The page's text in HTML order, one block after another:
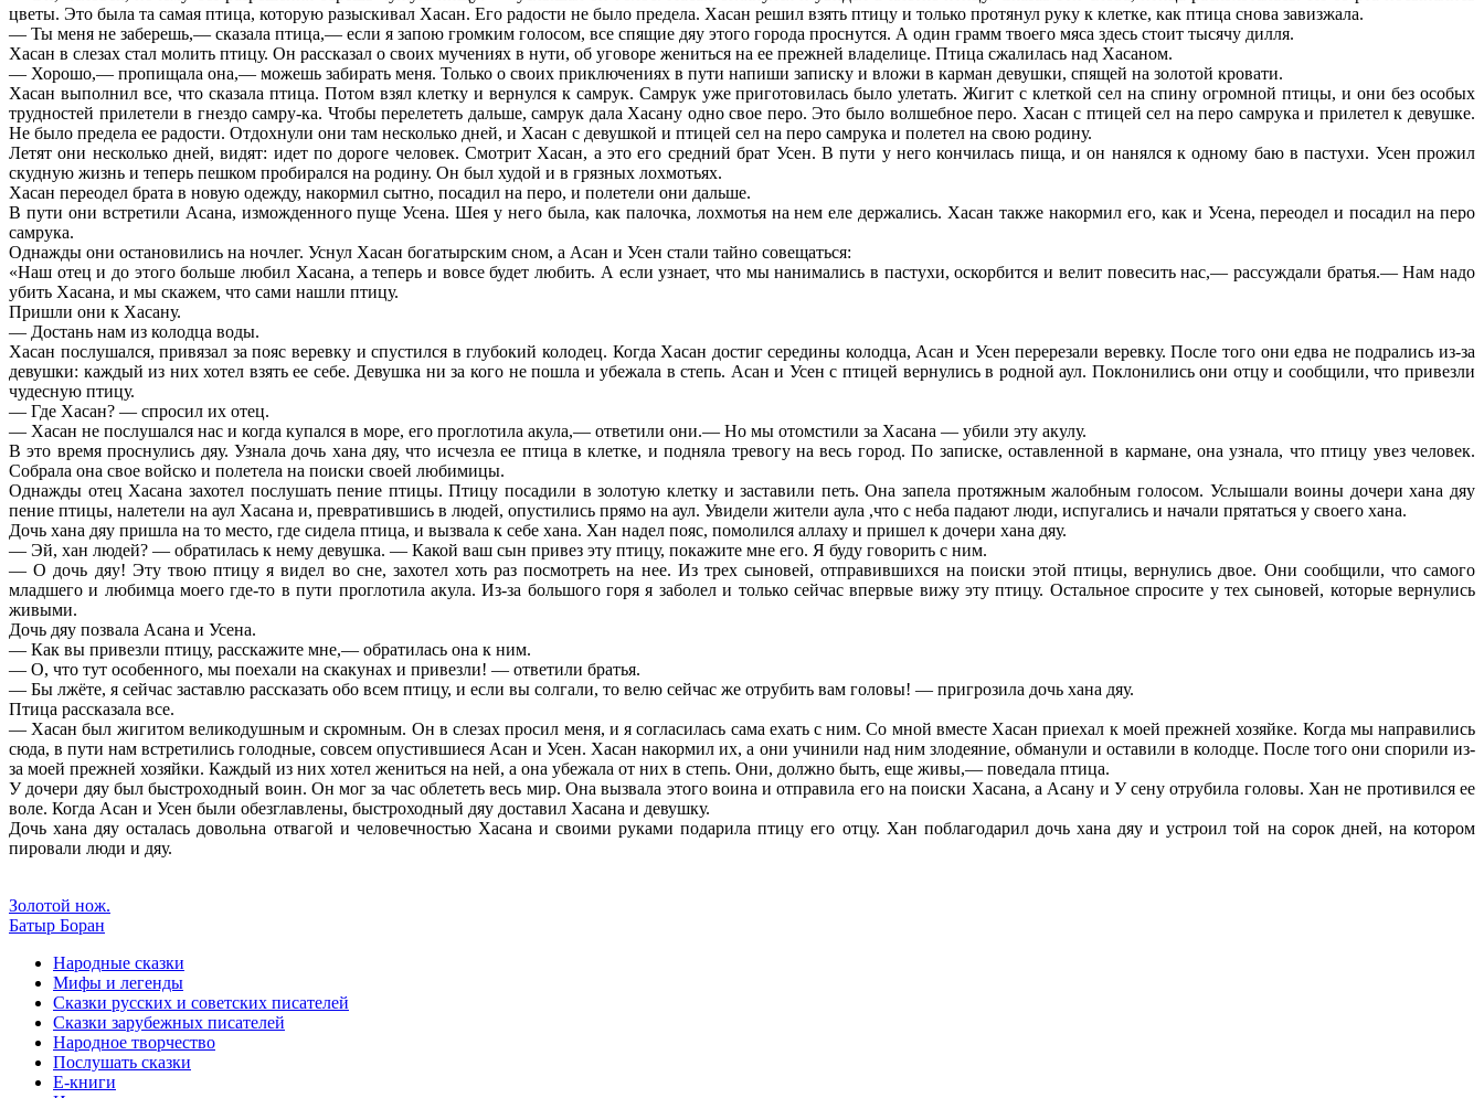
цветы. Это была та самая птица, которую разыскивал Хасан. Его радости не было предела. Хасан решил взять птицу и только протянул руку к клетке, как птица снова завизжала.
— Ты меня не заберешь,— сказала птица,— если я запою громким голосом, все спящие дяу этого города проснутся. А один грамм твоего мяса здесь стоит тысячу дилля.
Хасан в слезах стал молить птицу. Он рассказал о своих мучениях в нути, об уговоре жениться на ее прежней владелице. Птица сжалилась над Хасаном.
— Хорошо,— пропищала она,— можешь забирать меня. Только о своих приключениях в пути напиши записку и вложи в карман девушки, спящей на золотой кровати.
Хасан выполнил все, что сказала птица. Потом взял клетку и вернулся к самрук. Самрук уже приготовилась было улетать. Жигит с клеткой сел на спину огромной птицы, и они без особых
трудностей прилетели в гнездо самру-ка. Чтобы перелететь дальше, самрук дала Хасану одно свое перо. Это было волшебное перо. Хасан с птицей сел на перо самрука и прилетел к девушке.
Не было предела ее радости. Отдохнули они там несколько дней, и Хасан с девушкой и птицей сел на перо самрука и полетел на свою родину.
Летят они несколько дней, видят: идет по дороге человек. Смотрит Хасан, а это его средний брат Усен. В пути у него кончилась пища, и он нанялся к одному баю в пастухи. Усен прожил
скудную жизнь и теперь пешком пробирался на родину. Он был худой и в грязных лохмотьях.
Хасан переодел брата в новую одежду, накормил сытно, посадил на перо, и полетели они дальше.
В пути они встретили Асана, изможденного пуще Усена. Шея у него была, как палочка, лохмотья на нем еле держались. Хасан также накормил его, как и Усена, переодел и посадил на перо
самрука.
Однажды они остановились на ночлег. Уснул Хасан богатырским сном, а Асан и Усен стали тайно совещаться:
«Наш отец и до этого больше любил Хасана, а теперь и вовсе будет любить. А если узнает, что мы нанимались в пастухи, оскорбится и велит повесить нас,— рассуждали братья.— Нам надо
убить Хасана, и мы скажем, что сами нашли птицу.
Пришли они к Хасану.
— Достань нам из колодца воды.
Хасан послушался, привязал за пояс веревку и спустился в глубокий колодец. Когда Хасан достиг середины колодца, Асан и Усен перерезали веревку. После того они едва не подрались из-за
девушки: каждый из них хотел взять ее себе. Девушка ни за кого не пошла и убежала в степь. Асан и Усен с птицей вернулись в родной аул. Поклонились они отцу и сообщили, что привезли
чудесную птицу.
— Где Хасан? — спросил их отец.
— Хасан не послушался нас и когда купался в море, его проглотила акула,— ответили они.— Но мы отомстили за Хасана — убили эту акулу.
В это время проснулись дяу. Узнала дочь хана дяу, что исчезла ее птица в клетке, и подняла тревогу на весь город. По записке, оставленной в кармане, она узнала, что птицу увез человек.
Собрала она свое войско и полетела на поиски своей любимицы.
Однажды отец Хасана захотел послушать пение птицы. Птицу посадили в золотую клетку и заставили петь. Она запела протяжным жалобным голосом. Услышали воины дочери хана дяу
пение птицы, налетели на аул Хасана и, превратившись в людей, опустились прямо на аул. Увидели жители аула ,что с неба падают люди, испугались и начали прятаться у своего хана.
Дочь хана дяу пришла на то место, где сидела птица, и вызвала к себе хана. Хан надел пояс, помолился аллаху и пришел к дочери хана дяу.
— Эй, хан людей? — обратилась к нему девушка. — Какой ваш сын привез эту птицу, покажите мне его. Я буду говорить с ним.
— О дочь дяу! Эту твою птицу я видел во сне, захотел хоть раз посмотреть на нее. Из трех сыновей, отправившихся на поиски этой птицы, вернулись двое. Они сообщили, что самого
младшего и любимца моего где-то в пути проглотила акула. Из-за большого горя я заболел и только сейчас впервые вижу эту птицу. Остальное спросите у тех сыновей, которые вернулись
живыми.
Дочь дяу позвала Асана и Усена.
— Как вы привезли птицу, расскажите мне,— обратилась она к ним.
— О, что тут особенного, мы поехали на скакунах и привезли! — ответили братья.
— Бы лжёте, я сейчас заставлю рассказать обо всем птицу, и если вы солгали, то велю сейчас же отрубить вам головы! — пригрозила дочь хана дяу.
Птица рассказала все.
— Хасан был жигитом великодушным и скромным. Он в слезах просил меня, и я согласилась сама ехать с ним. Со мной вместе Хасан приехал к моей прежней хозяйке. Когда мы направились
сюда, в пути нам встретились голодные, совсем опустившиеся Асан и Усен. Хасан накормил их, а они учинили над ним злодеяние, обманули и оставили в колодце. После того они спорили из-
за моей прежней хозяйки. Каждый из них хотел жениться на ней, а она убежала от них в степь. Они, должно быть, еще живы,— поведала птица.
У дочери дяу был быстроходный воин. Он мог за час облететь весь мир. Она вызвала этого воина и отправила его на поиски Хасана, а Асану и У сену отрубила головы. Хан не противился ее
воле. Когда Асан и Усен были обезглавлены, быстроходный дяу доставил Хасана и девушку.
Дочь хана дяу осталась довольна отвагой и человечностью Хасана и своими руками подарила птицу его отцу. Хан поблагодарил дочь хана дяу и устроил той на сорок дней, на котором
пировали люди и дяу.
Золотой нож.
Батыр Боран
Народные сказки
Мифы и легенды
Сказки русских и советских писателей
Сказки зарубежных писателей
Народное творчество
Послушать сказки
Е-книги